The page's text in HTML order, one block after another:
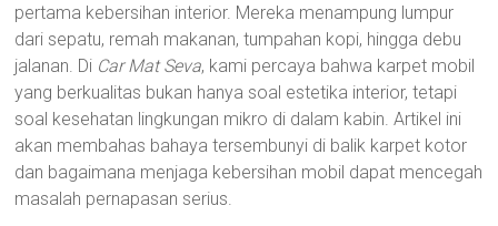
pertama kebersihan interior. Mereka menampung lumpur
dari sepatu, remah makanan, tumpahan kopi, hingga debu
jalanan. Di Car Mat Seva, kami percaya bahwa karpet mobil
yang berkualitas bukan hanya soal estetika interior, tetapi
soal kesehatan lingkungan mikro di dalam kabin. Artikel ini
akan membahas bahaya tersembunyi di balik karpet kotor
dan bagaimana menjaga kebersihan mobil dapat mencegah
masalah pernapasan serius.